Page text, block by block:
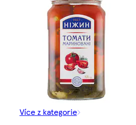
Více z kategorie